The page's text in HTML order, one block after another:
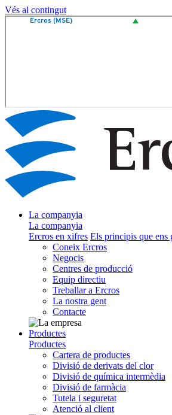
Vés al contingut
La companyia
La companyia
Ercros en xifres Els principis que ens
Coneix Ercros
Negocis
Centres de producció
Equip directiu
Treballar a Ercros
La nostra gent
Contacte
Productes
Productes
Cartera de productes
Divisió de derivats del clor
Divisió de química intermèdia
Divisió de farmàcia
Tutela i seguretat
Atenció al client